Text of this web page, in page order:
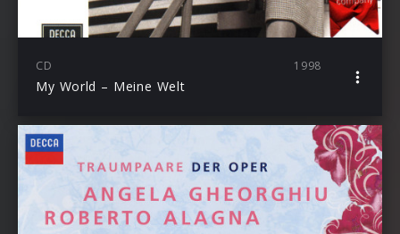
CD 1998
My World – Meine Welt